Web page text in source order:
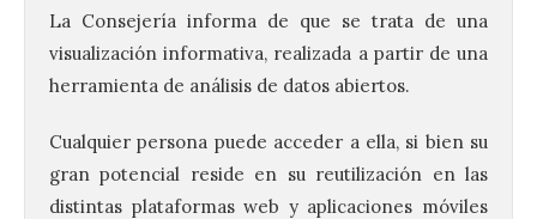
La Consejería informa de que se trata de una
visualización informativa, realizada a partir de una
herramienta de análisis de datos abiertos.
Cualquier persona puede acceder a ella, si bien su
gran potencial reside en su reutilización en las
distintas plataformas web y aplicaciones móviles